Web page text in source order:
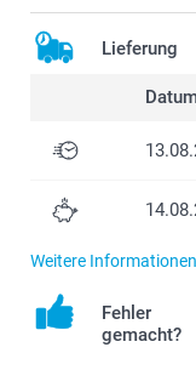
Lieferung
Weitere
Fehler
gemacht?